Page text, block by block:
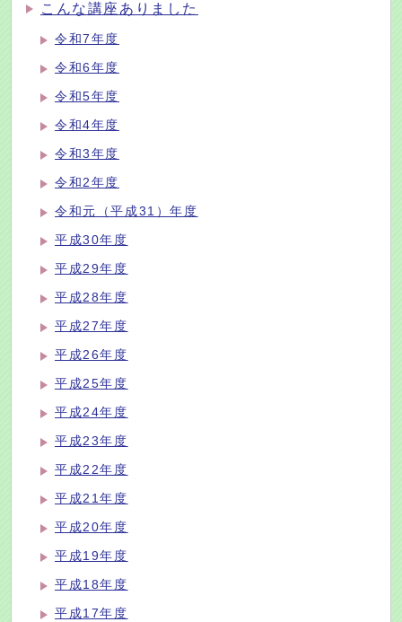
こんな講座ありました
令和7年度
令和6年度
令和5年度
令和4年度
令和3年度
令和2年度
令和元（平成31）年度
平成30年度
平成29年度
平成28年度
平成27年度
平成26年度
平成25年度
平成24年度
平成23年度
平成22年度
平成21年度
平成20年度
平成19年度
平成18年度
平成17年度